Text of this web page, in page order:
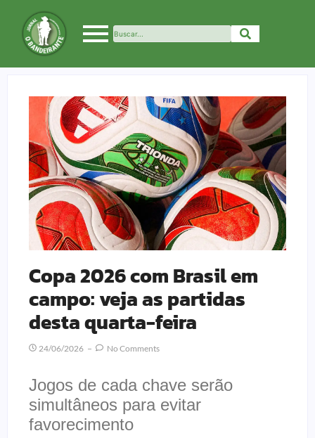
Copa 2026 com Brasil em
campo: veja as partidas
desta quarta-feira
24/06/2026 No Comments
Jogos de cada chave serão
simultâneos para evitar
favorecimento